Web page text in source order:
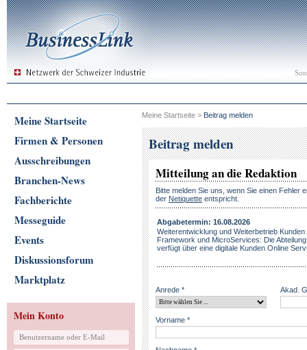
Meine Startseite
Firmen & Personen
Ausschreibungen
Branchen-News
Fachberichte
Messeguide
Events
Diskussionsforum
Marktplatz
Mein Konto
Meine Startseite > Beitrag melden
Beitrag melden
Mitteilung an die Redaktion
Bitte melden Sie uns, wenn Sie einen Fehler
der Netiquette entspricht.
Abgabetermin: 16.08.2026
Weiterentwicklung und Weiterbetrieb
Framework und MicroServices: Die
verfügt über eine digitale Kunden Online
Anrede * Akad.
Vorname *